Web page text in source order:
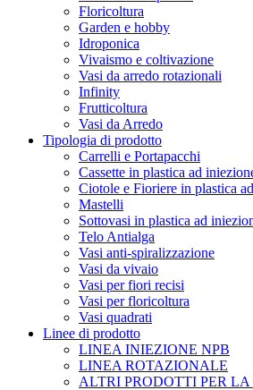
Floricoltura
Garden e hobby
Idroponica
Vivaismo e coltivazione
Vasi da arredo rotazionali
Infinity
Frutticoltura
Vasi da Arredo
Tipologia di prodotto
Carrelli e Portapacchi
Cassette in plastica ad
Ciotole e Fioriere in plastica
Mastelli
Sottovasi in plastica ad
Telo Antialga
Vasi anti-spiralizzazione
Vasi da vivaio
Vasi per fiori recisi
Vasi per floricoltura
Vasi quadrati
Linee di prodotto
LINEA INIEZIONE NPB
LINEA ROTAZIONALE
ALTRI PRODOTTI PER